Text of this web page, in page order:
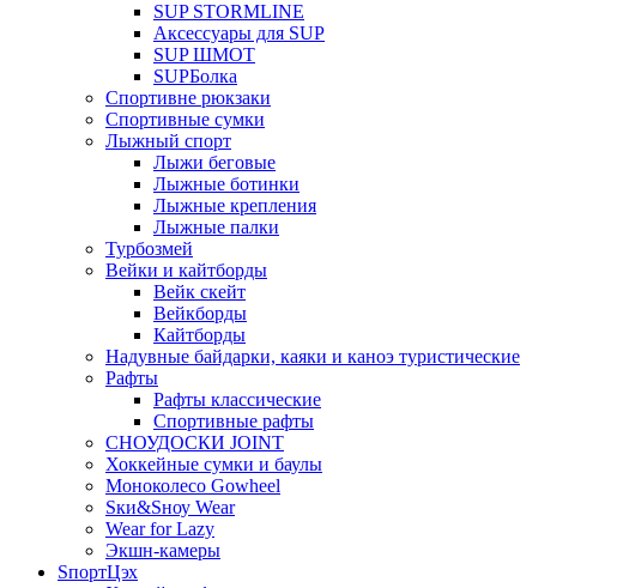
SUP STORMLINE
Аксессуары для SUP
SUP ШМОТ
SUPБолка
Спортивне рюкзаки
Спортивные сумки
Лыжный спорт
Лыжи беговые
Лыжные ботинки
Лыжные крепления
Лыжные палки
Турбозмей
Вейки и кайтборды
Вейк скейт
Вейкборды
Кайтборды
Надувные байдарки, каяки и каноэ туристические
Рафты
Рафты классические
Спортивные рафты
СНОУДОСКИ JOINT
Хоккейные сумки и баулы
Моноколесо Gowheel
Sки&Sноу Wear
Wear for Lazy
Экшн-камеры
SпортЦэх